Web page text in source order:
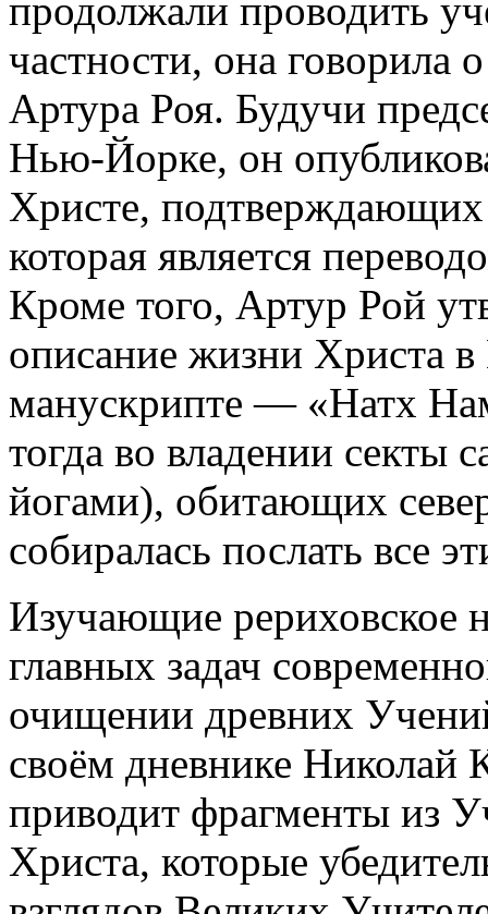
продолжали проводить
частности, она говорила
Артура Роя. Будучи
Нью-Йорке, он
Христе,
которая является
Кроме того, Артур Рой
описание жизни Христа
манускрипте — «Натх
тогда во владении секты
йогами), обитающих
собиралась послать все
Изучающие рериховское
главных задач
очищении древних
своём дневнике Николай
приводит фрагменты из
Христа, которые